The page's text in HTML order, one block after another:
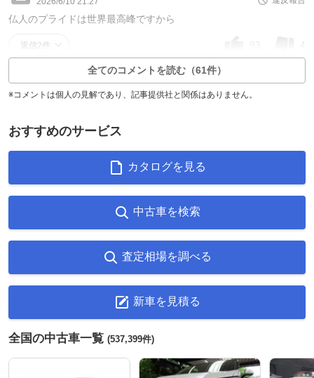
仏人のプライドは世界最高峰ですから
返信2件
全てのコメントを読む（61件）
※コメントは個人の見解であり、記事提供社と関係はありません。
おすすめのサービス
カタログを見る
中古車を検索
査定相場を調べる
新車を見積る
全国の中古車一覧 (537,399件)